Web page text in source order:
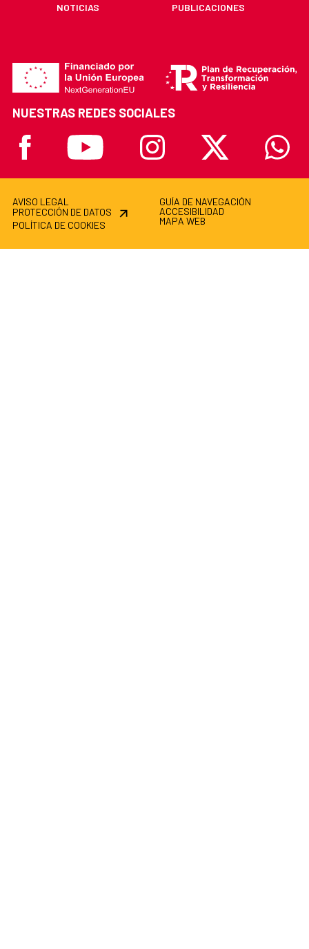
NOTICIAS
PUBLICACIONES
NUESTRAS REDES SOCIALES
FacebookYoutube Instagram X
AVISO LEGAL
PROTECCIÓN DE DATOS
POLÍTICA DE COOKIES
GUÍA DE NAVEGACIÓN
ACCESIBILIDAD
MAPA WEB